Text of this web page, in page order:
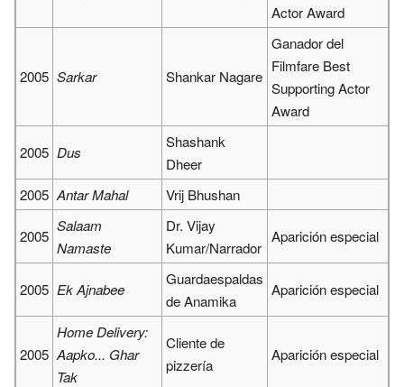
Actor Award
2005 Sarkar Shankar Nagare
Ganador del
Filmfare Best
Supporting Actor
Award
2005 Dus
Shashank
Dheer
2005 Antar Mahal Vrij Bhushan
2005
Salaam
Namaste
Dr. Vijay
Kumar/Narrador
Aparición especial
2005 Ek Ajnabee
Guardaespaldas
de Anamika
Aparición especial
2005
Home Delivery:
Aapko... Ghar
Tak
Cliente de
pizzería
Aparición especial